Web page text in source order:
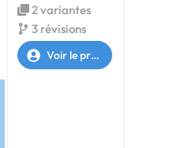
2 variantes
3 révisions
Voir le profil